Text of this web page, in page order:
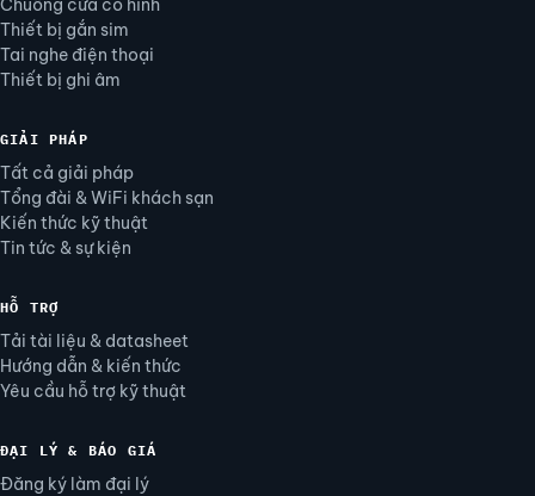
Chuông cửa có hình
Thiết bị gắn sim
Tai nghe điện thoại
Thiết bị ghi âm
GIẢI PHÁP
Tất cả giải pháp
Tổng đài & WiFi khách sạn
Kiến thức kỹ thuật
Tin tức & sự kiện
HỖ TRỢ
Tải tài liệu & datasheet
Hướng dẫn & kiến thức
Yêu cầu hỗ trợ kỹ thuật
ĐẠI LÝ & BÁO GIÁ
Đăng ký làm đại lý